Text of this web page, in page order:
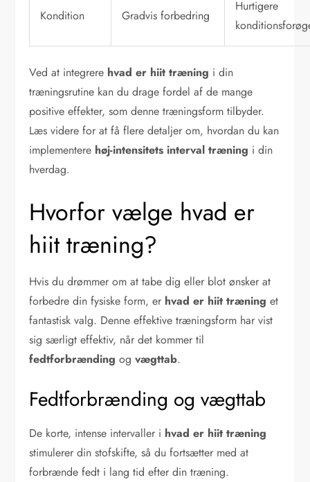
Kondition Gradvis forbedring
Hurtigere
Ved at integrere hvad er hiit træning i din
træningsrutine kan du drage fordel af de mange
positive effekter, som denne træningsform tilbyder.
Læs videre for at få flere detaljer om, hvordan du kan
implementere høj-intensitets interval træning i din
hverdag.
Hvorfor vælge hvad er
hiit træning?
Hvis du drømmer om at tabe dig eller blot ønsker at
forbedre din fysiske form, er hvad er hiit træning et
fantastisk valg. Denne effektive træningsform har vist
sig særligt effektiv, når det kommer til
fedtforbrænding ogvægttab.
Fedtforbrænding og vægttab
De korte, intense intervaller i hvad er hiit træning
stimulerer din stofskifte, så du fortsætter med at
forbrænde fedt i lang tid efter din træning.